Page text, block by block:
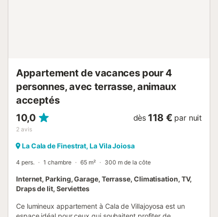
Appartement de vacances pour 4
personnes, avec terrasse, animaux
acceptés
10,0
2 avis
dès 118 € par nuit
La Cala de Finestrat, La Vila Joiosa
4 pers. 1 chambre 65 m² 300 m de la côte
Internet, Parking, Garage, Terrasse, Climatisation, TV,
Draps de lit, Serviettes
Ce lumineux appartement à Cala de Villajoyosa est un